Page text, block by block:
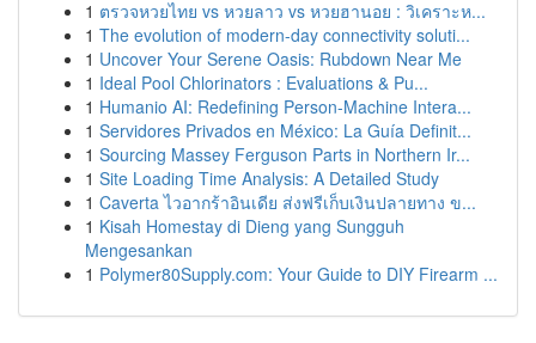
1 ตรวจหวยไทย vs หวยลาว vs หวยฮานอย : วิเคราะห...
1 The evolution of modern-day connectivity soluti...
1 Uncover Your Serene Oasis: Rubdown Near Me
1 Ideal Pool Chlorinators : Evaluations & Pu...
1 Humanio AI: Redefining Person-Machine Intera...
1 Servidores Privados en México: La Guía Definit...
1 Sourcing Massey Ferguson Parts in Northern Ir...
1 Site Loading Time Analysis: A Detailed Study
1 Caverta ไวอากร้าอินเดีย ส่งฟรีเก็บเงินปลายทาง ข...
1 Kisah Homestay di Dieng yang Sungguh
Mengesankan
1 Polymer80Supply.com: Your Guide to DIY Firearm ...